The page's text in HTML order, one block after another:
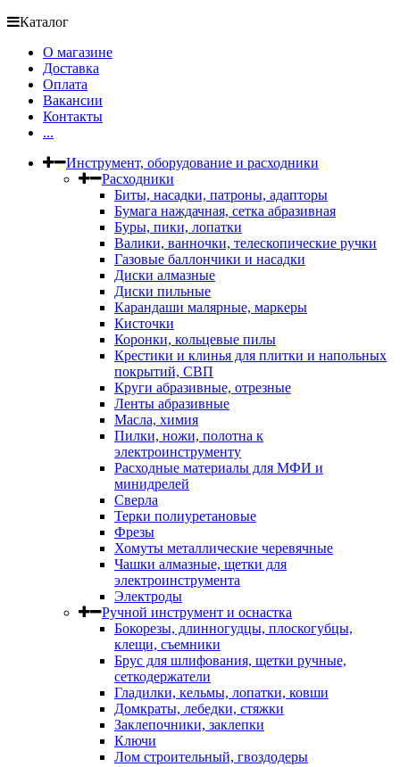
Каталог
О магазине
Доставка
Оплата
Вакансии
Контакты
...
Инструмент, оборудование и расходники
Расходники
Биты, насадки, патроны, адапторы
Бумага наждачная, сетка абразивная
Буры, пики, лопатки
Валики, ванночки, телескопические ручки
Газовые баллончики и насадки
Диски алмазные
Диски пильные
Карандаши малярные, маркеры
Кисточки
Коронки, кольцевые пилы
Крестики и клинья для плитки и напольных
покрытий, СВП
Круги абразивные, отрезные
Ленты абразивные
Масла, химия
Пилки, ножи, полотна к
электроинструменту
Расходные материалы для МФИ и
минидрелей
Сверла
Терки полиуретановые
Фрезы
Хомуты металлические черевячные
Чашки алмазные, щетки для
электроинструмента
Электроды
Ручной инструмент и оснастка
Бокорезы, длинногудцы, плоскогубцы,
клещи, съемники
Брус для шлифования, щетки ручные,
сеткодержатели
Гладилки, кельмы, лопатки, ковши
Домкраты, лебедки, стяжки
Заклепочники, заклепки
Ключи
Лом строительный, гвоздодеры